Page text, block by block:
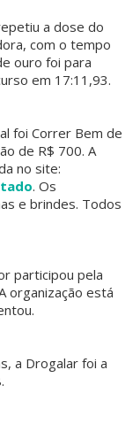
a dose do
com o tempo
ouro foi para
em 17:11,93.
foi Correr Bem de
de R$ 700. A
no site:
. Os
e brindes. Todos
participou pela
organização está
a Drogalar foi a